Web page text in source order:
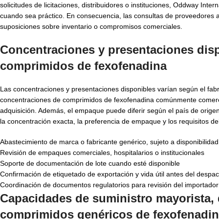
solicitudes de licitaciones, distribuidores o instituciones, Oddway
cuando sea práctico. En consecuencia, las consultas de
suposiciones sobre inventario o compromisos comerciales.
Concentraciones y presentaciones
comprimidos de fexofenadina
Las concentraciones y presentaciones disponibles varían según el
concentraciones de comprimidos de fexofenadina comúnmente
adquisición. Además, el empaque puede diferir según el país de
la concentración exacta, la preferencia de empaque y los requisitos
Abastecimiento de marca o fabricante genérico, sujeto a disponibilidad
Revisión de empaques comerciales, hospitalarios o institucionales
Soporte de documentación de lote cuando esté disponible
Confirmación de etiquetado de exportación y vida útil antes del
Coordinación de documentos regulatorios para revisión del importador
Capacidades de suministro
comprimidos genéricos de